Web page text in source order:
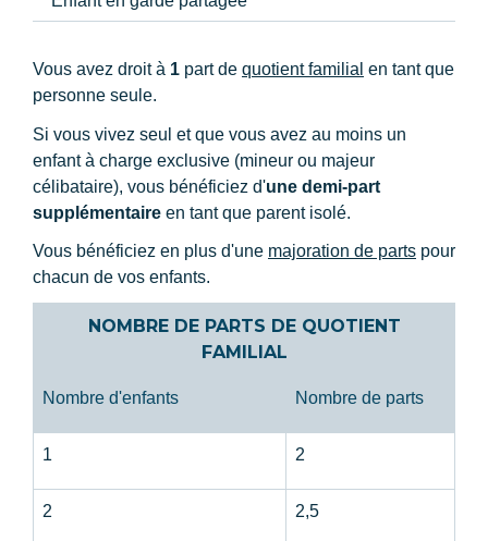
Vous avez droit à 1 part de quotient familial en tant que
personne seule.
Si vous vivez seul et que vous avez au moins un
enfant à charge exclusive (mineur ou majeur
célibataire), vous bénéficiez d'une demi-part
supplémentaire en tant que parent isolé.
Vous bénéficiez en plus d'une majoration de parts pour
chacun de vos enfants.
NOMBRE DE PARTS DE QUOTIENT
FAMILIAL
Nombre d'enfants Nombre de parts
1 2
2 2,5